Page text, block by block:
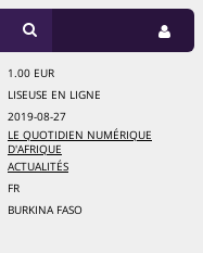
1.00 EUR
LISEUSE EN LIGNE
2019-08-27
LE QUOTIDIEN NUMÉRIQUE
D'AFRIQUE
ACTUALITÉS
FR
BURKINA FASO